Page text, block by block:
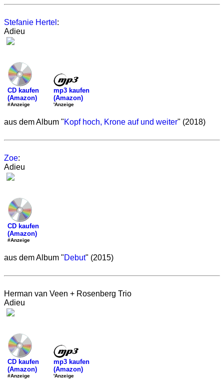
Stefanie Hertel :
Adieu
CD kaufen
(Amazon)
#Anzeige
mp3 kaufen
(Amazon)
'Anzeige
aus dem Album "Kopf hoch, Krone auf und weiter" (2018)
Zoe:
Adieu
CD kaufen
(Amazon)
#Anzeige
aus dem Album "Debut" (2015)
Herman van Veen + Rosenberg Trio
Adieu
CD kaufen
(Amazon)
#Anzeige
mp3 kaufen
(Amazon)
'Anzeige